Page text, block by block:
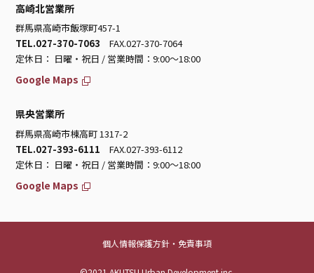
高崎北営業所
群馬県高崎市飯塚町457-1
TEL.027-370-7063 FAX.027-370-7064
定休日： 日曜・祝日 / 営業時間：9:00～18:00
Google Maps
県央営業所
群馬県高崎市棟高町 1317-2
TEL.027-393-6111 FAX.027-393-6112
定休日： 日曜・祝日 / 営業時間：9:00～18:00
Google Maps
個人情報保護方針・免責事項